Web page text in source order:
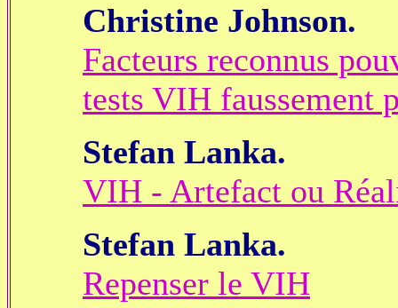
Christine Johnson.
Facteurs reconnus
tests VIH faussement
Stefan Lanka.
VIH - Artefact ou
Stefan Lanka.
Repenser le VIH